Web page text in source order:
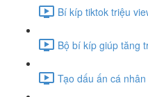
Bí kíp tiktok triệu
Bộ bí kíp giúp tăng
Tạo dấu ấn cá